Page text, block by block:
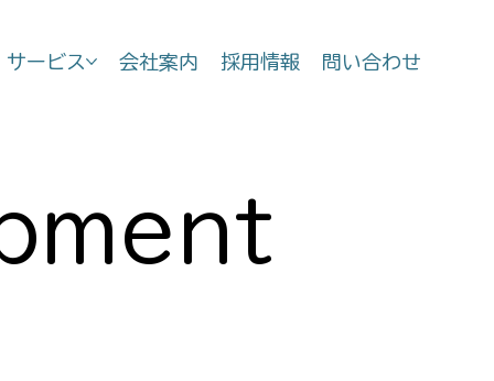
サービス 会社案内 採用情報 問い合わせ